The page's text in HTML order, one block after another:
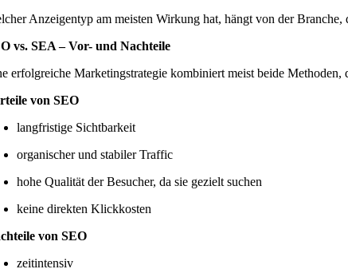
Anzeigentyp am meisten Wirkung hat, hängt von der
vs. SEA – Vor- und Nachteile
erfolgreiche Marketingstrategie kombiniert meist beide Methoden,
von SEO
langfristige Sichtbarkeit
organischer und stabiler Traffic
hohe Qualität der Besucher, da sie gezielt suchen
keine direkten Klickkosten
von SEO
zeitintensiv